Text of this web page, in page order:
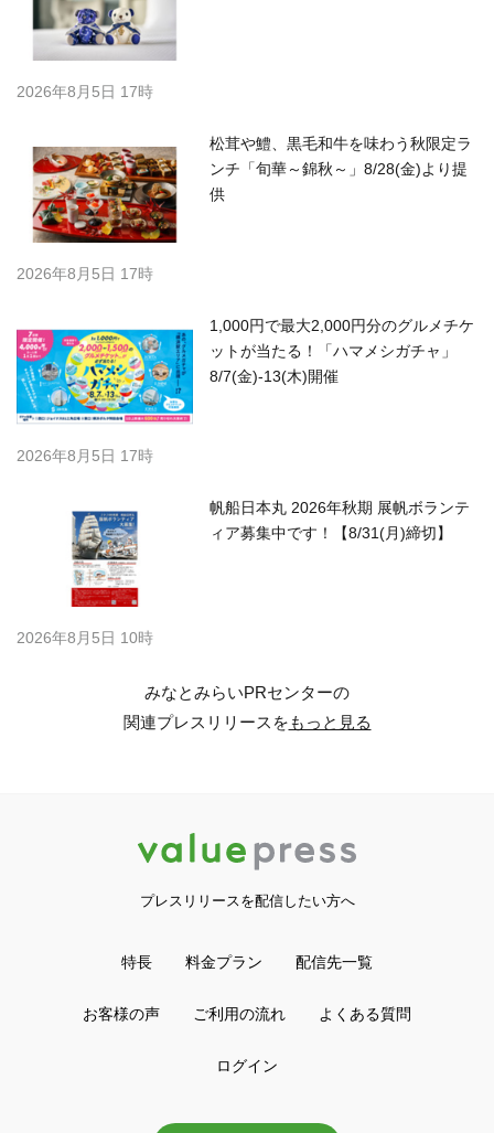
2026年8月5日 17時
松茸や鱧、黒毛和牛を味わう秋限定ラ
ンチ「旬華～錦秋～」8/28(金)より提
供
2026年8月5日 17時
1,000円で最大2,000円分のグルメチケ
ットが当たる！「ハマメシガチャ」
8/7(金)-13(木)開催
2026年8月5日 17時
帆船日本丸 2026年秋期 展帆ボランテ
ィア募集中です！【8/31(月)締切】
2026年8月5日 10時
みなとみらいPRセンターの
関連プレスリリースをもっと見る
プレスリリースを配信したい方へ
特長 料金プラン 配信先一覧
お客様の声 ご利用の流れ よくある質問
ログイン